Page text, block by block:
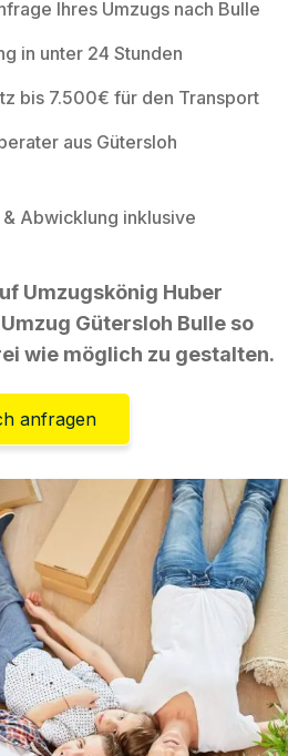
Ihres Umzugs nach Bulle
in unter 24 Stunden
bis 7.500€ für den Transport
aus Gütersloh
Abwicklung inklusive
Umzugskönig Huber
Gütersloh Bulle so
wie möglich zu gestalten.
anfragen